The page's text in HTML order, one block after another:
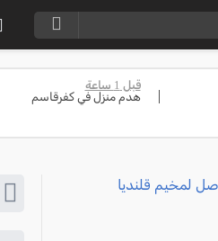
قبل 1 ساعة
هدم منزل في كفرقاسم